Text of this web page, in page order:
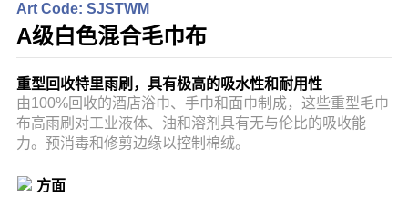
Art Code: SJSTWM
A级白色混合毛巾布
重型回收特里雨刷，具有极高的吸水性和耐用性
由100%回收的酒店浴巾、手巾和面巾制成，这些重型毛巾
布高雨刷对工业液体、油和溶剂具有无与伦比的吸收能
力。预消毒和修剪边缘以控制棉绒。
方面